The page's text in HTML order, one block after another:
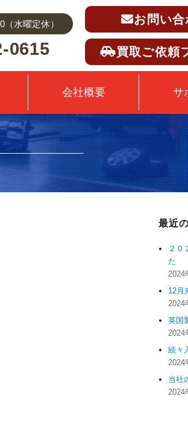
水曜定休）
0615
お問い合
買取ご依頼
会社概要 サ
最近
２０
た
2024
12月
2024
英国
2024
続々
2024
当社
2024